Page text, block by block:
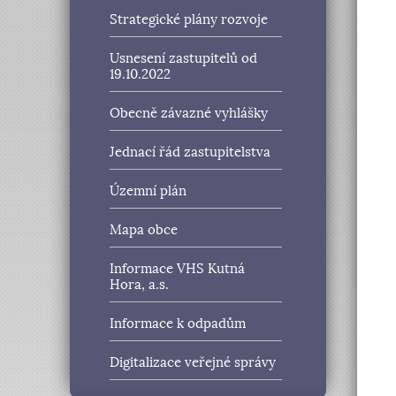
Strategické plány rozvoje
Usnesení zastupitelů od
19.10.2022
Obecně závazné vyhlášky
Jednací řád zastupitelstva
Územní plán
Mapa obce
Informace VHS Kutná
Hora, a.s.
Informace k odpadům
Digitalizace veřejné správy